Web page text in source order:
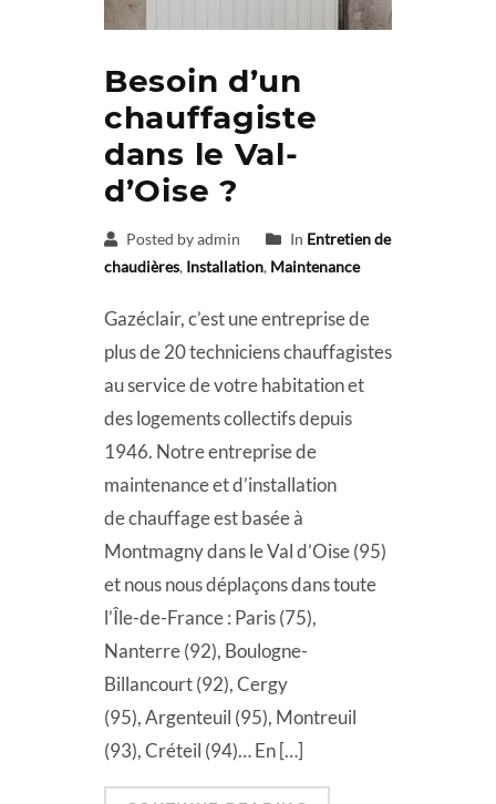
Besoin d’un
chauffagiste
dans le Val-
d’Oise ?
Posted by admin In Entretien de
chaudières, Installation, Maintenance
Gazéclair, c’est une entreprise de
plus de 20 techniciens chauffagistes
au service de votre habitation et
des logements collectifs depuis
1946. Notre entreprise de
maintenance et d’installation
de chauffage est basée à
Montmagny dans le Val d’Oise (95)
et nous nous déplaçons dans toute
l’Île-de-France : Paris (75),
Nanterre (92), Boulogne-
Billancourt (92), Cergy
(95), Argenteuil (95), Montreuil
(93), Créteil (94)… En […]